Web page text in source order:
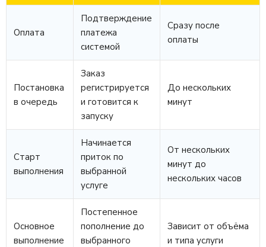
Оплата
Подтверждение
платежа
системой
Сразу после
оплаты
Постановка
в очередь
Заказ
регистрируется
и готовится к
запуску
До нескольких
минут
Старт
выполнения
Начинается
приток по
выбранной
услуге
От нескольких
минут до
нескольких часов
Основное
выполнение
Постепенное
пополнение до
выбранного
Зависит от объёма
и типа услуги